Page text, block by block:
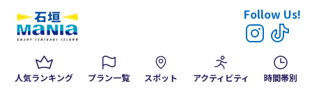
Follow Us!
人気ランキング プラン一覧 スポット アクティビティ 時間帯別